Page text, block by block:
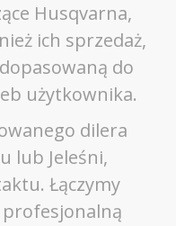
Husqvarna,
ich sprzedaż,
do
użytkownika.
dilera
lub Jeleśni,
Łączymy